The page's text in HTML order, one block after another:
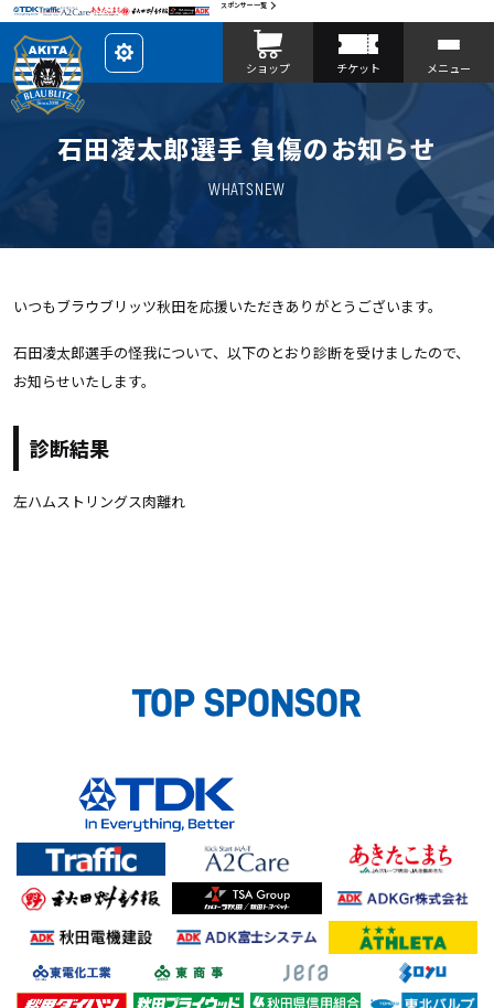
スポンサー一覧
レ
イ
ア
カ
ス
ショップ チケット メニュー
石田凌太郎選手 負傷のお知らせ
WHATSNEW
いつもブラウブリッツ秋田を応援いただきありがとうございます。
石田凌太郎選手の怪我について、以下のとおり診断を受けましたので、
お知らせいたします。
診断結果
左ハムストリングス肉離れ
TOP SPONSOR